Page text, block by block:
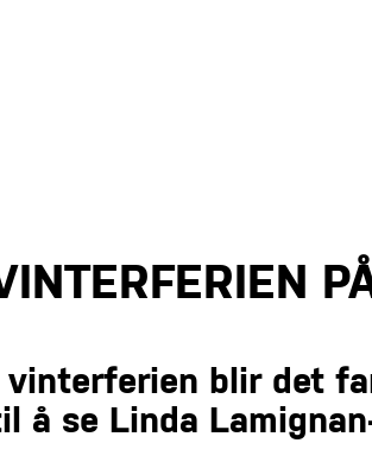
vinterferien blir det
å se Linda